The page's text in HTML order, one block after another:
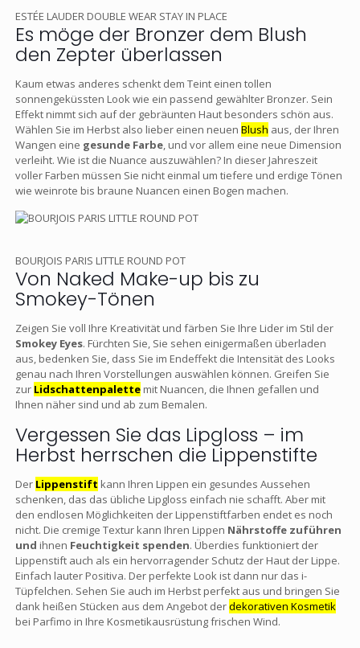
ESTÉE LAUDER DOUBLE WEAR STAY IN PLACE
Es möge der Bronzer dem Blush
den Zepter überlassen
Kaum etwas anderes schenkt dem Teint einen tollen
sonnengeküssten Look wie ein passend gewählter Bronzer. Sein
Effekt nimmt sich auf der gebräunten Haut besonders schön aus.
Wählen Sie im Herbst also lieber einen neuenBlush aus, der Ihren
Wangen eine gesunde Farbe, und vor allem eine neue Dimension
verleiht. Wie ist die Nuance auszuwählen? In dieser Jahreszeit
voller Farben müssen Sie nicht einmal um tiefere und erdige Tönen
wie weinrote bis braune Nuancen einen Bogen machen.
BOURJOIS PARIS LITTLE ROUND POT
Von Naked Make-up bis zu
Smokey-Tönen
Zeigen Sie voll Ihre Kreativität und färben Sie Ihre Lider im Stil der
Smokey Eyes. Fürchten Sie, Sie sehen einigermaßen überladen
aus, bedenken Sie, dass Sie im Endeffekt die Intensität des Looks
genau nach Ihren Vorstellungen auswählen können. Greifen Sie
zur Lidschattenpalette mit Nuancen, die Ihnen gefallen und
Ihnen näher sind und ab zum Bemalen.
Vergessen Sie das Lipgloss – im
Herbst herrschen die Lippenstifte
Der Lippenstift kann Ihren Lippen ein gesundes Aussehen
schenken, das das übliche Lipgloss einfach nie schafft. Aber mit
den endlosen Möglichkeiten der Lippenstiftfarben endet es noch
nicht. Die cremige Textur kann Ihren Lippen Nährstoffe zuführen
und ihnen Feuchtigkeit spenden. Überdies funktioniert der
Lippenstift auch als ein hervorragender Schutz der Haut der Lippe.
Einfach lauter Positiva. Der perfekte Look ist dann nur das i-
Tüpfelchen. Sehen Sie auch im Herbst perfekt aus und bringen Sie
dank heißen Stücken aus dem Angebot derdekorativen Kosmetik
bei Parfimo in Ihre Kosmetikausrüstung frischen Wind.